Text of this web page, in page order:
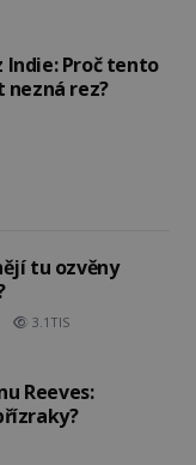
Indie: Proč tento
nezná rez?
tu ozvěny
3.1TIS
Reeves: